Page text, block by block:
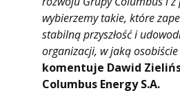
wybierzemy takie, które
stabilną przyszłość i
organizacji, w jaką
komentuje Dawid
Columbus Energy S.A.